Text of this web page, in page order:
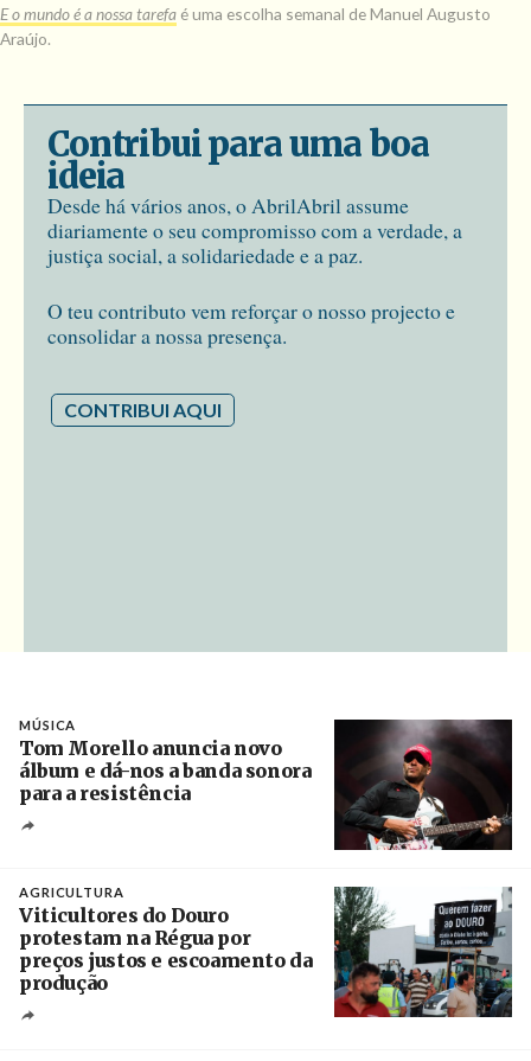
E o mundo é a nossa tarefa é uma escolha semanal de Manuel Augusto
Araújo.
Contribui para uma boa
ideia
Desde há vários anos, o AbrilAbril assume
diariamente o seu compromisso com a verdade, a
justiça social, a solidariedade e a paz.
O teu contributo vem reforçar o nosso projecto e
consolidar a nossa presença.
CONTRIBUI AQUI
MÚSICA
Tom Morello anuncia novo
álbum e dá-nos a banda sonora
para a resistência
AGRICULTURA
Viticultores do Douro
protestam na Régua por
preços justos e escoamento da
produção